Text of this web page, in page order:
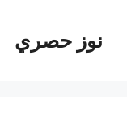
المحتوىنوز حصري